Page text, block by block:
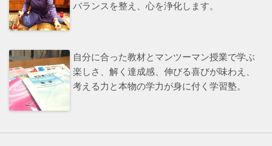
バランスを整え、心を浄化します。
自分に合った教材とマンツーマン授業で学ぶ
楽しさ、解く達成感、伸びる喜びが味わえ、
考える力と本物の学力が身に付く学習塾。